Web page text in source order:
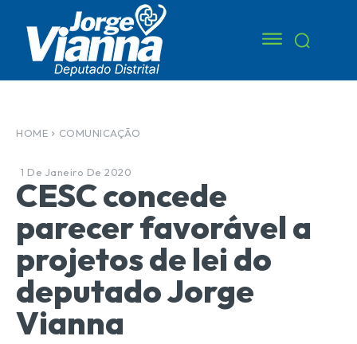
HOME COMUNICAÇÃO
1 De Janeiro De 2020
CESC concede
parecer favorável a
projetos de lei do
deputado Jorge
Vianna